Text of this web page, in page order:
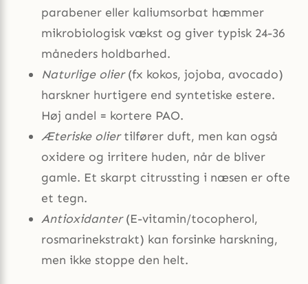
parabener eller kaliumsorbat hæmmer
mikrobiologisk vækst og giver typisk 24-36
måneders holdbarhed.
Naturlige olier(fx kokos, jojoba, avocado)
harskner hurtigere end syntetiske estere.
Høj andel = kortere PAO.
Æteriske oliertilfører duft, men kan også
oxidere og irritere huden, når de bliver
gamle. Et skarpt citrussting i næsen er ofte
et tegn.
Antioxidanter(E-vitamin/tocopherol,
rosmarinekstrakt) kan forsinke harskning,
men ikke stoppe den helt.